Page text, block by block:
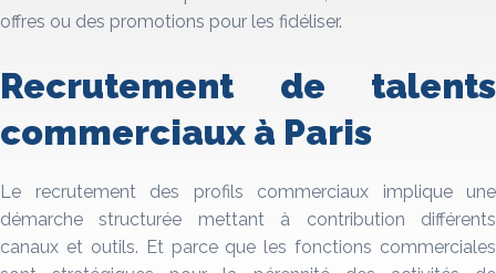
offres ou des promotions pour les fidéliser.
Recrutement de talents
commerciaux à Paris
Le recrutement des profils commerciaux implique une
démarche structurée mettant à contribution différents
canaux et outils. Et parce que les fonctions commerciales